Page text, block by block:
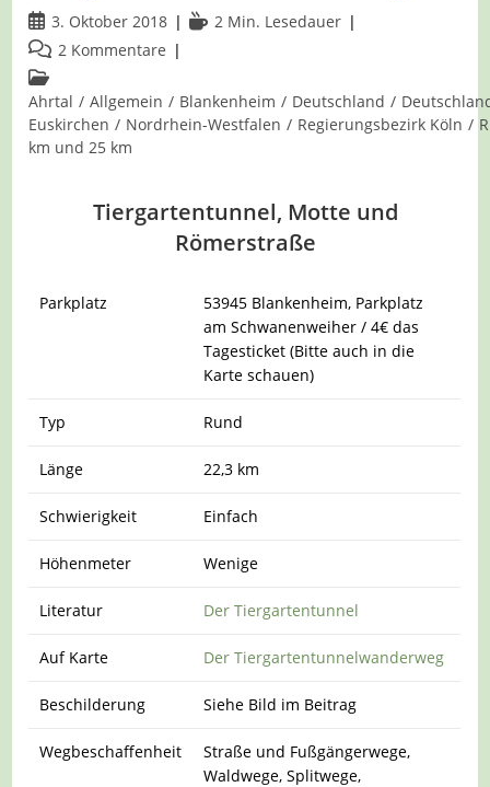
Beitrag
veröffentlicht:
3. Oktober 2018 Lesedauer:
2 Min. Lesedauer
Beitrags-
Kommentare:
2 Kommentare
Beitrags-
Kategorie:
Ahrtal / Allgemein / Blankenheim / Deutschland /
Euskirchen / Nordrhein-Westfalen / Regierungsbezirk Köln /
km und 25 km
Tiergartentunnel, Motte und
Römerstraße
Parkplatz
53945 Blankenheim, Parkplatz
am Schwanenweiher / 4€ das
Tagesticket (Bitte auch in die
Karte schauen)
Typ Rund
Länge 22,3 km
Schwierigkeit Einfach
Höhenmeter Wenige
Literatur Der Tiergartentunnel
Auf Karte Der Tiergartentunnelwanderweg
Beschilderung Siehe Bild im Beitrag
Wegbeschaffenheit
Straße und Fußgängerwege,
Waldwege, Splitwege,